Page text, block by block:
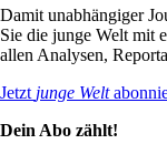
Damit unabhängiger
Sie die junge Welt mit
allen Analysen,
Jetzt junge Welt
Dein Abo zählt!